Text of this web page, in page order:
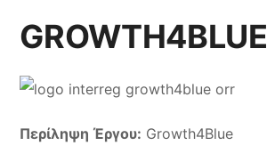
GROWTH4BLUE
Περίληψη Έργου: Growth4Blue